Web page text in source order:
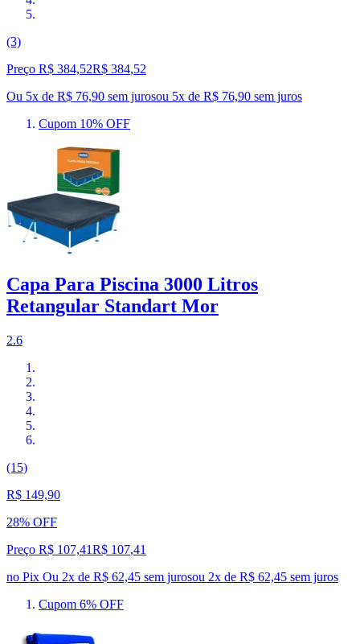
(3)
Preço R$ 384,52R$ 384,52
Ou 5x de R$ 76,90 sem jurosou 5x de R$ 76,90 sem juros
Cupom 10% OFF
Capa Para Piscina 3000 Litros
Retangular Standart Mor
2.6
(15)
R$ 149,90
28% OFF
Preço R$ 107,41R$ 107,41
no Pix Ou 2x de R$ 62,45 sem jurosou 2x de R$ 62,45 sem juros
Cupom 6% OFF